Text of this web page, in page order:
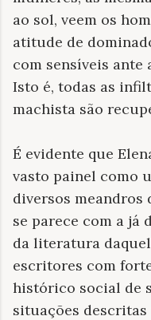
ao sol, veem os
atitude de
com sensíveis ante
Isto é, todas as
machista são
É evidente que
vasto painel como
diversos meandros
se parece com a já
da literatura
escritores com
histórico social de
situações